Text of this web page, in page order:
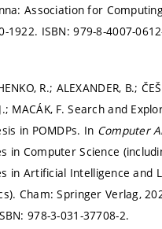
Association for
1922. ISBN: 979-8-4007-
R.; ALEXANDER, B.;
MACÁK, F. Search and
in POMDPs. In Computer
in Computer Science
in Artificial Intelligence and
Cham: Springer Verlag,
978-3-031-37708-2.